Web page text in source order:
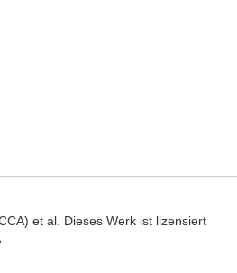
et al. Dieses Werk ist lizensiert